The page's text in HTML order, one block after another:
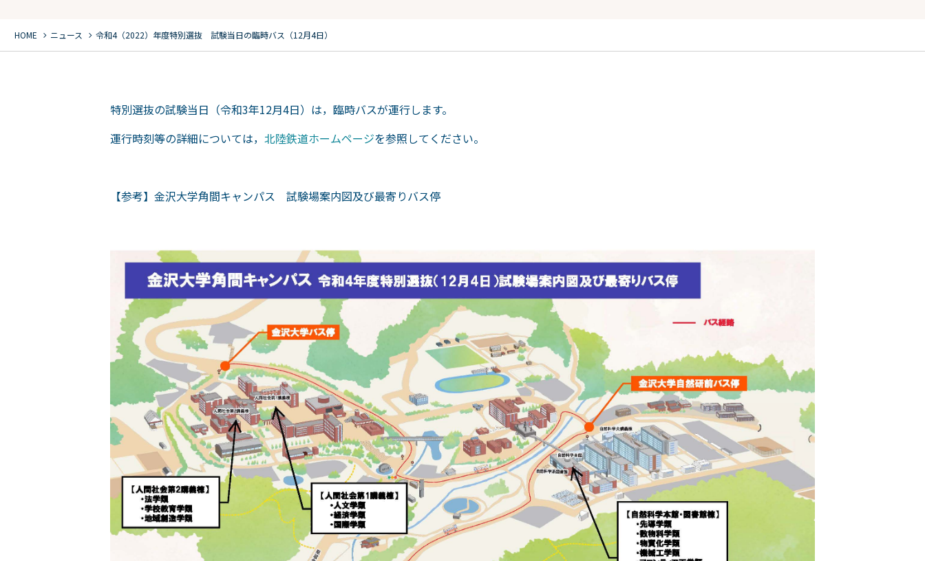
HOME chevron_right ニュース chevron_right 令和4（2022）年度特別選抜 試験当日の臨時バス（12月4日）
特別選抜の試験当日（令和3年12月4日）は，臨時バスが運行します。
運行時刻等の詳細については， 北陸鉄道ホームページを参照してください。
【参考】金沢大学角間キャンパス 試験場案内図及び最寄りバス停